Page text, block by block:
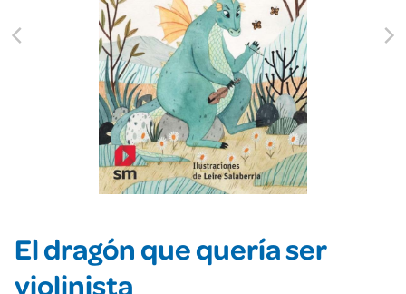
El dragón que quería ser
violinista